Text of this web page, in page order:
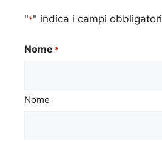
"*" indica i campi obbligatori
Nome *
Nome